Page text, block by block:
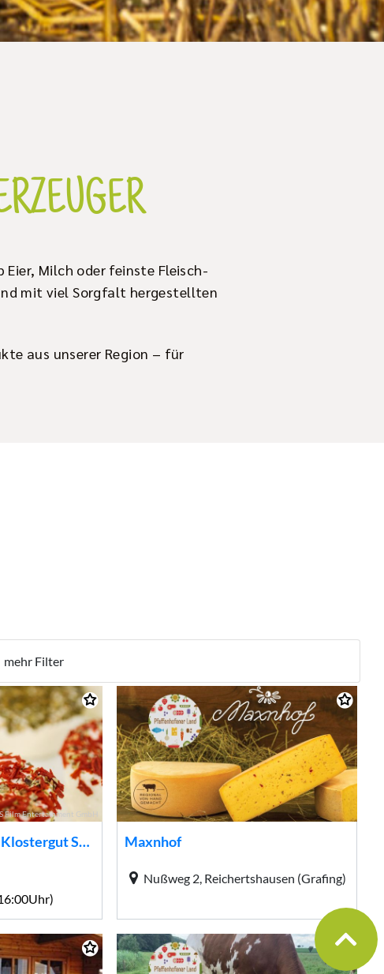
Milch oder feinste Fleisch-
mit viel Sorgfalt hergestellten
aus unserer Region – für